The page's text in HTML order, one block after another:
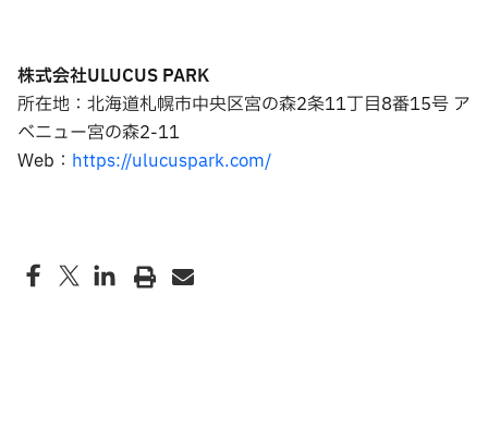
株式会社ULUCUS PARK
所在地：北海道札幌市中央区宮の森2条11丁目8番15号 ア
ベニュー宮の森2-11
Web： https://ulucuspark.com/